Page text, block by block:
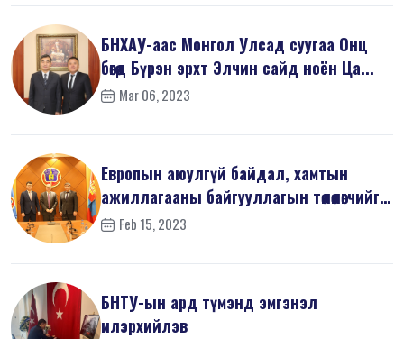
БНХАУ-аас Монгол Улсад суугаа Онц
бөгөөд Бүрэн эрхт Элчин сайд ноён Ца...
Mar 06, 2023
Европын аюулгүй байдал, хамтын
ажиллагааны байгууллагын төлөөлөгчийг
х...Feb 15, 2023
БНТУ-ын ард түмэнд эмгэнэл
илэрхийлэв